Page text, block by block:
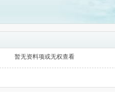
暂无资料项或无权查看